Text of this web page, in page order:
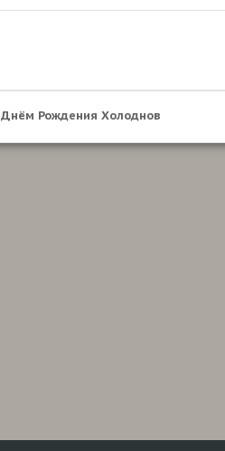
Рождения Холоднов